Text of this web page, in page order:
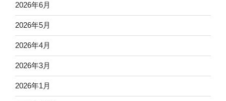
2026年6月
2026年5月
2026年4月
2026年3月
2026年1月